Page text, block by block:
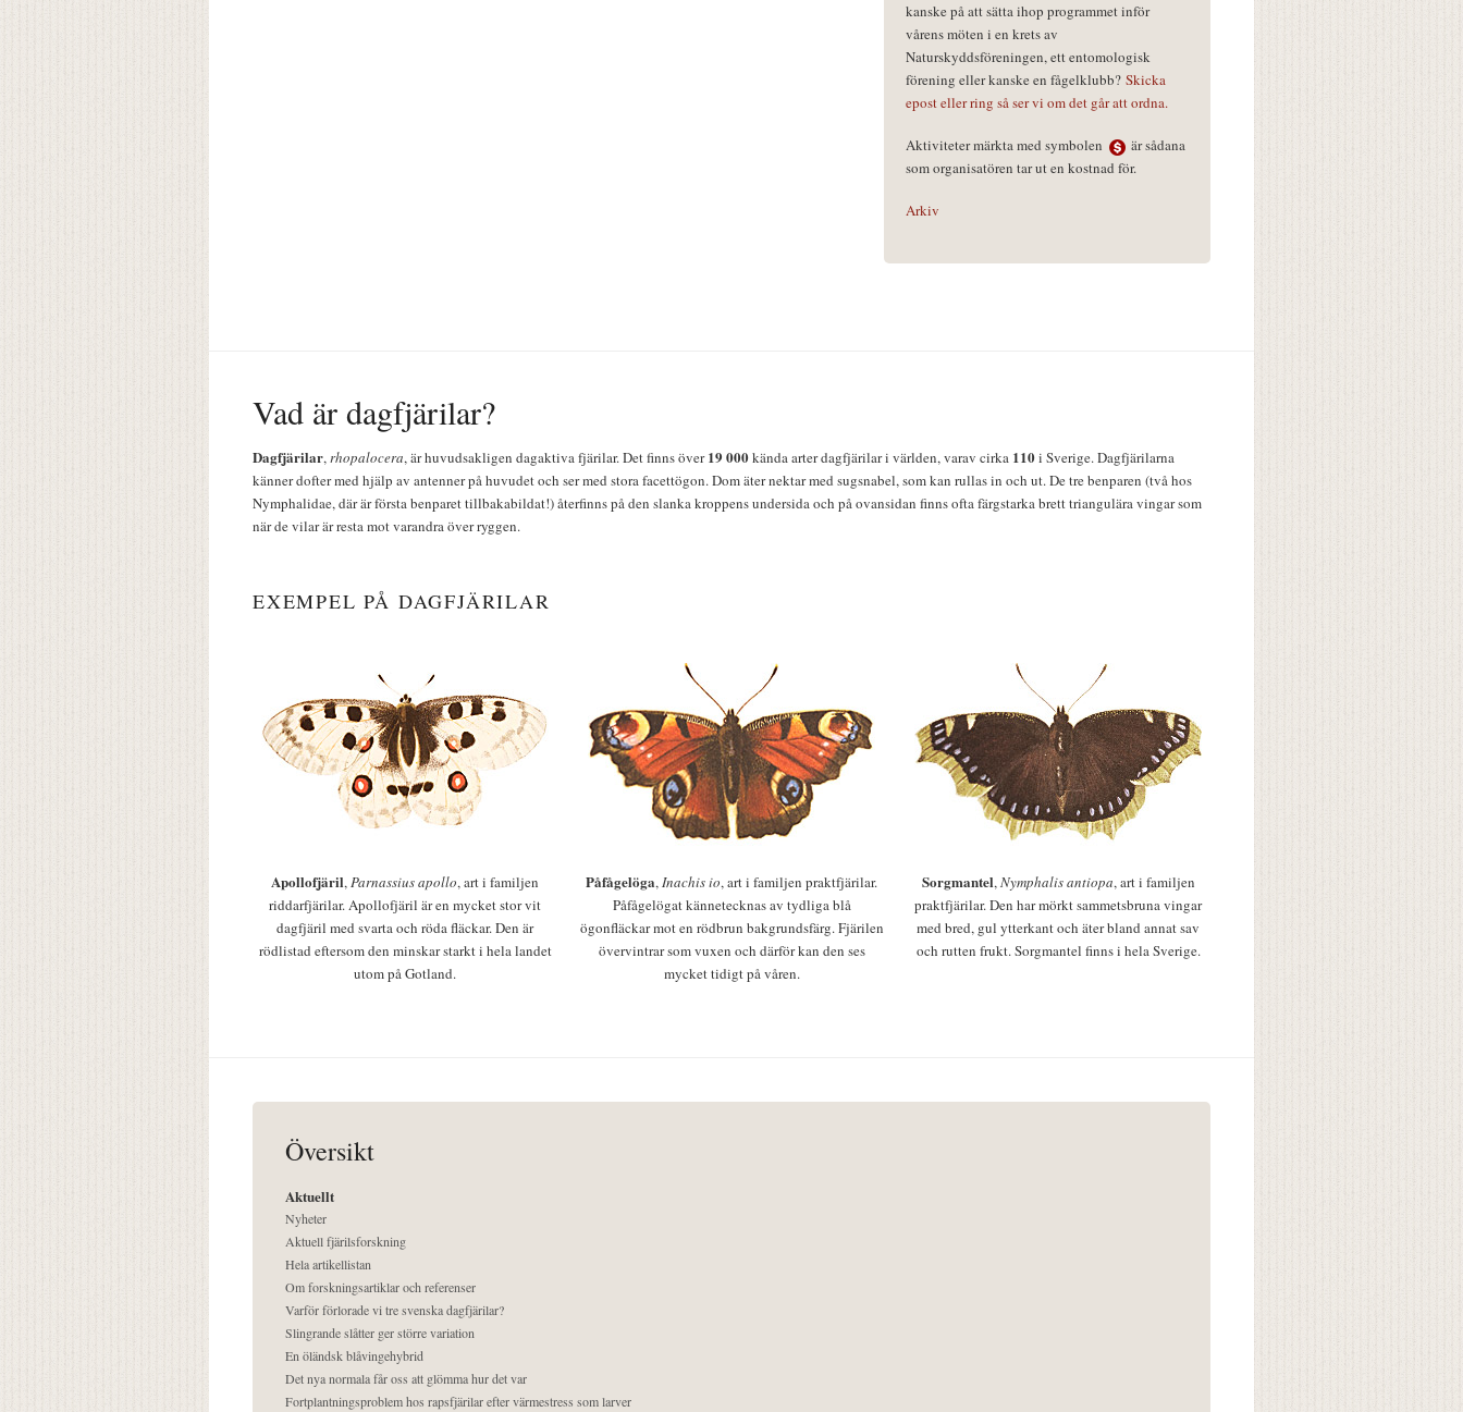
kanske på att sätta ihop programmet inför
vårens möten i en krets av
Naturskyddsföreningen, ett entomologisk
förening eller kanske en fågelklubb? Skicka
epost eller ring så ser vi om det går att ordna.
Aktiviteter märkta med symbolen
är sådana
som organisatören tar ut en kostnad för.
Arkiv
Vad är dagfjärilar?
Dagfjärilar,rhopalocera, är huvudsakligen dagaktiva fjärilar. Det finns över19 000kända arter dagfjärilar i världen, varav cirka 110i Sverige. Dagfjärilarna
känner dofter med hjälp av antenner på huvudet och ser med stora facettögon. Dom äter nektar med sugsnabel, som kan rullas in och ut. De tre benparen (två hos
Nymphalidae, där är första benparet tillbakabildat!) återfinns på den slanka kroppens undersida och på ovansidan finns ofta färgstarka brett triangulära vingar som
när de vilar är resta mot varandra över ryggen.
EXEMPEL PÅ DAGFJÄRILAR
Apollofjäril,Parnassius apollo, art i familjen
riddarfjärilar. Apollofjäril är en mycket stor vit
dagfjäril med svarta och röda fläckar. Den är
rödlistad eftersom den minskar starkt i hela landet
utom på Gotland.
Påfågelöga,Inachis io, art i familjen praktfjärilar.
Påfågelögat kännetecknas av tydliga blå
ögonfläckar mot en rödbrun bakgrundsfärg. Fjärilen
övervintrar som vuxen och därför kan den ses
mycket tidigt på våren.
Sorgmantel,Nymphalis antiopa, art i familjen
praktfjärilar. Den har mörkt sammetsbruna vingar
med bred, gul ytterkant och äter bland annat sav
och rutten frukt. Sorgmantel finns i hela Sverige.
Översikt
Aktuellt
Nyheter
Aktuell fjärilsforskning
Hela artikellistan
Om forskningsartiklar och referenser
Varför förlorade vi tre svenska dagfjärilar?
Slingrande slåtter ger större variation
En öländsk blåvingehybrid
Det nya normala får oss att glömma hur det var
Fortplantningsproblem hos rapsfjärilar efter värmestress som larver